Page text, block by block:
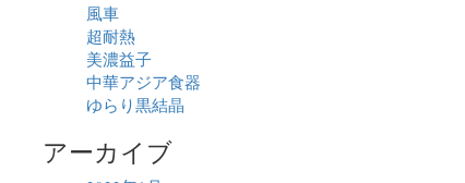
風車
超耐熱
美濃益子
中華アジア食器
ゆらり黒結晶
アーカイブ